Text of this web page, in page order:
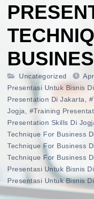
Uncategorized
Presentasi Untuk Bisnis
Presentation Di Jakarta
Jogja
#training
Presentation Skills Di
Technique For Business
Technique For Business
Technique For Business
Presentasi Untuk Bisnis
Presentasi Untuk Bisnis